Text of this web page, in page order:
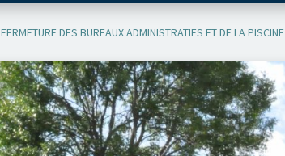
FERMETURE DES BUREAUX ADMINISTRATIFS ET DE LA PISCINE